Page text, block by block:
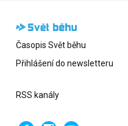
Časopis Svět běhu
Přihlášení do newsletteru
RSS kanály